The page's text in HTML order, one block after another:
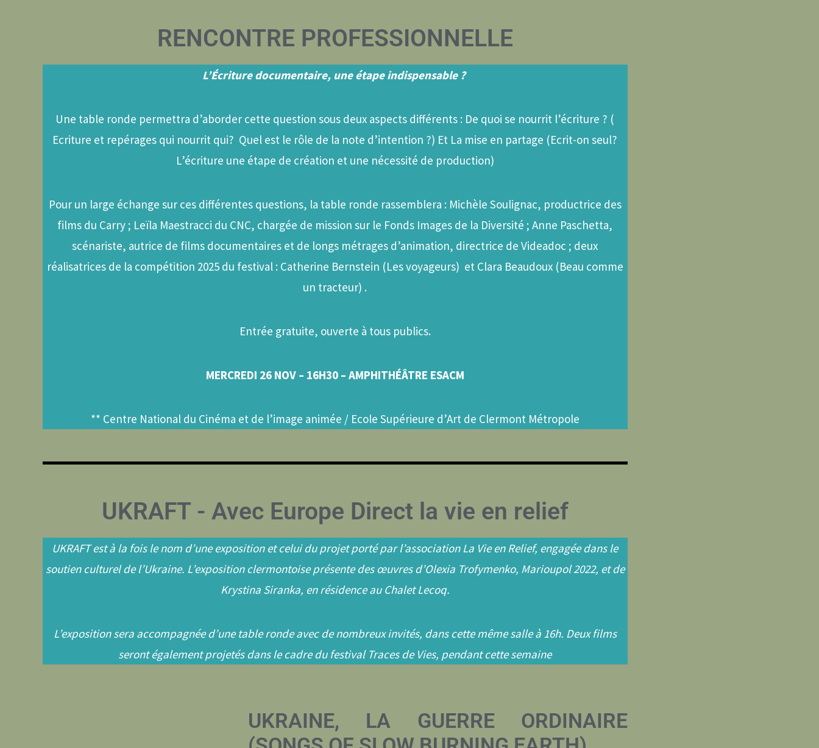
RENCONTRE PROFESSIONNELLE
L’Écriture documentaire, une étape indispensable ?
Une table ronde permettra d’aborder cette question sous deux aspects différents : De quoi se nourrit l’écriture ? (
Ecriture et repérages qui nourrit qui? Quel est le rôle de la note d’intention ?) Et La mise en partage (Ecrit-on seul?
L’écriture une étape de création et une nécessité de production)
Pour un large échange sur ces différentes questions, la table ronde rassemblera : Michèle Soulignac, productrice des
films du Carry ; Leïla Maestracci du CNC, chargée de mission sur le Fonds Images de la Diversité ; Anne Paschetta,
scénariste, autrice de films documentaires et de longs métrages d’animation, directrice de Videadoc ; deux
réalisatrices de la compétition 2025 du festival : Catherine Bernstein (Les voyageurs) et Clara Beaudoux (Beau comme
un tracteur) .
Entrée gratuite, ouverte à tous publics.
MERCREDI 26 NOV – 16H30 – AMPHITHÉÂTRE ESACM
** Centre National du Cinéma et de l’image animée / Ecole Supérieure d’Art de Clermont Métropole
UKRAFT - Avec Europe Direct la vie en relief
UKRAFT est à la fois le nom d’une exposition et celui du projet porté par l’association La Vie en Relief, engagée dans le
soutien culturel de l’Ukraine. L’exposition clermontoise présente des œuvres d’Olexia Trofymenko, Marioupol 2022, et de
Krystina Siranka, en résidence au Chalet Lecoq.
L’exposition sera accompagnée d’une table ronde avec de nombreux invités, dans cette même salle à 16h. Deux films
seront également projetés dans le cadre du festival Traces de Vies, pendant cette semaine
UKRAINE, LA GUERRE ORDINAIRE